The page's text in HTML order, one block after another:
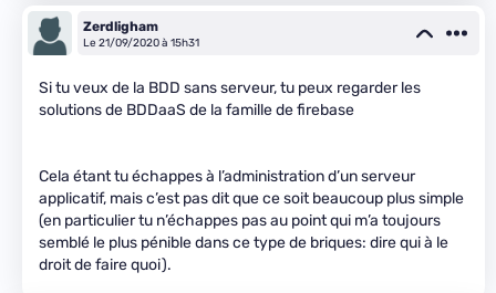
Zerdligham
Le 21/09/2020 à 15h31
Si tu veux de la BDD sans serveur, tu peux regarder les
solutions de BDDaaS de la famille de firebase
Cela étant tu échappes à l’administration d’un serveur
applicatif, mais c’est pas dit que ce soit beaucoup plus simple
(en particulier tu n’échappes pas au point qui m’a toujours
semblé le plus pénible dans ce type de briques: dire qui à le
droit de faire quoi).